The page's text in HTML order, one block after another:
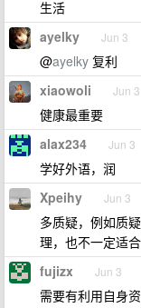
生活
ayelky Jun 3
@ayelky 复利
xiaowoli Jun 3
健康最重要
alax234 Jun 3
学好外语，润
Xpeihy Jun 3
多质疑，例如质
理，也不一定适合
fujizx Jun 3
需要有利用自身